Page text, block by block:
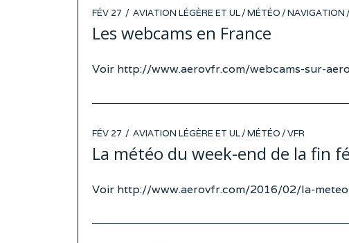
POSTED
ON
FÉV 27 AVIATION LÉGÈRE ET UL /MÉTÉO /NAVIGATION /
Les webcams en France
Voir http://www.aerovfr.com/webcams-sur-
POSTED
ON
FÉV 27 AVIATION LÉGÈRE ET UL /MÉTÉO /VFR
La météo du week-end de la fin
Voir http://www.aerovfr.com/2016/02/la-